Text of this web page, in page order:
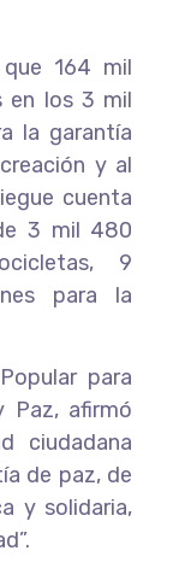
164 mil
en los 3 mil
la garantía
y al
cuenta
3 mil 480
9
para la
para
Paz, afirmó
ciudadana
de paz, de
y solidaria,